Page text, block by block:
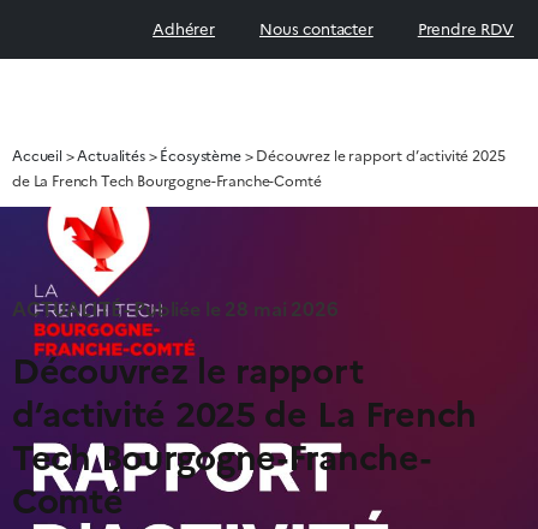
Adhérer Nous contacter Prendre RDV
Accueil >Actualités>Écosystème>Découvrez le rapport d’activité 2025
de La French Tech Bourgogne-Franche-Comté
ACTUALITÉ - Publiée le 28 mai 2026
Découvrez le rapport
d’activité 2025 de La French
Tech Bourgogne-Franche-
Comté